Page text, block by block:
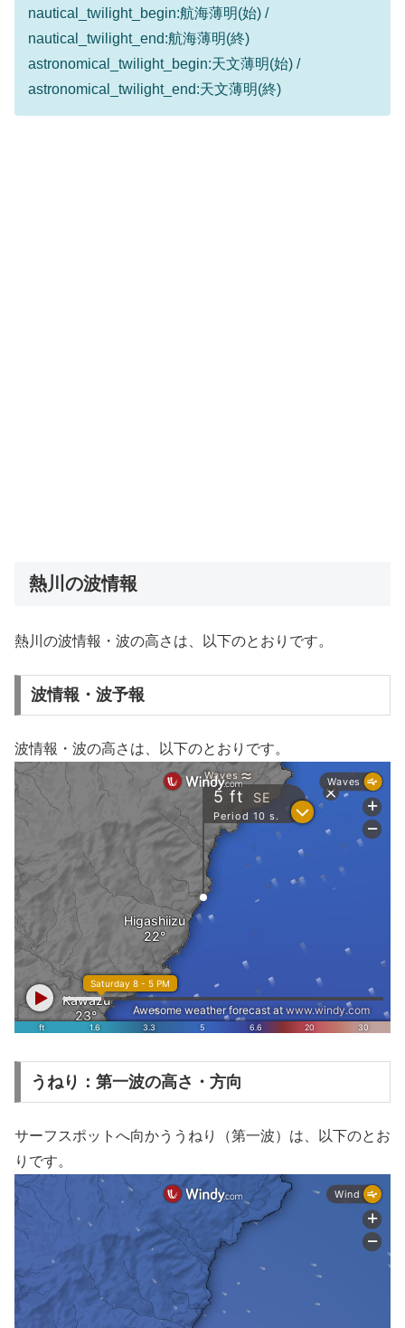
nautical_twilight_begin:航海薄明(始) /
nautical_twilight_end:航海薄明(終)
astronomical_twilight_begin:天文薄明(始) /
astronomical_twilight_end:天文薄明(終)
熱川の波情報
熱川の波情報・波の高さは、以下のとおりです。
波情報・波予報
波情報・波の高さは、以下のとおりです。
うねり：第一波の高さ・方向
サーフスポットへ向かううねり（第一波）は、以下のとお
りです。